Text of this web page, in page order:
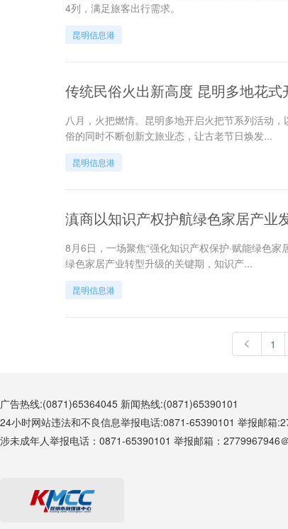
4列，满足旅客出行需求。
昆明信息港
传统民俗火出新高度 昆明多地花式
八月，火把燃情。昆明多地开启火把节系列活动
俗的同时不断创新文旅业态，让古老节日焕发...
昆明信息港
滇商以知识产权护航绿色家居产业
8月6日，一场聚焦“强化知识产权保护·赋能绿色
绿色家居产业转型升级的关键期，知识产...
昆明信息港
1
广告热线:(0871)65364045 新闻热线:(0871)65390101
24小时网站违法和不良信息举报电话:0871-65390101 举报邮箱
涉未成年人举报电话：0871-65390101 举报邮箱：2779967946